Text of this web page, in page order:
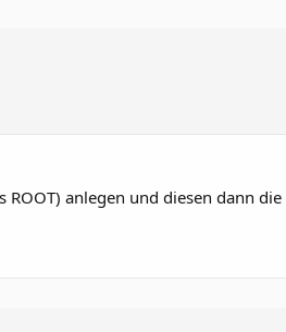
anlegen und diesen dann die